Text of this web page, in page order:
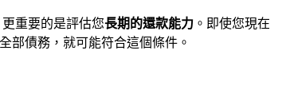
重要的是評估您長期的還款能力 。即使您現在
部債務，就可能符合這個條件。